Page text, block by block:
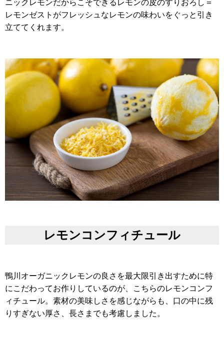
ニックレモンだからこそできるレモンの皮のすりおろし＝
レモンゼストがフレッシュなレモンの味わいをぐっと引き
立ててくれます。
レモンコンフィチュール
鴨川オーガニックレモンの良さを最大限引き出すために特
にこだわってお作りしているのが、こちらのレモンコンフ
ィチュール。素材の美味しさを感じながらも、口の中に残
りすぎない厚さ、長さまでも考慮しました。